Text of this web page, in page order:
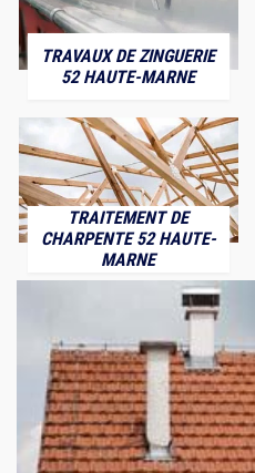
TRAVAUX DE ZINGUERIE
52 HAUTE-MARNE
TRAITEMENT DE
CHARPENTE 52 HAUTE-
MARNE